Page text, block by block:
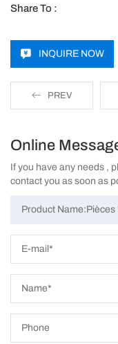
Share To :
INQUIRE NOW
PREV
Online
If you have any needs ,
contact you as soon as